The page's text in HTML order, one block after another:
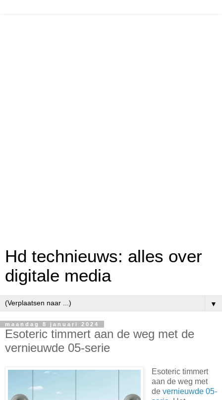
Hd technieuws: alles over
digitale media
▼
maandag 8 januari 2024
Esoteric timmert aan de weg met de
vernieuwde 05-serie
Esoteric timmert
aan de weg met
de vernieuwde 05-